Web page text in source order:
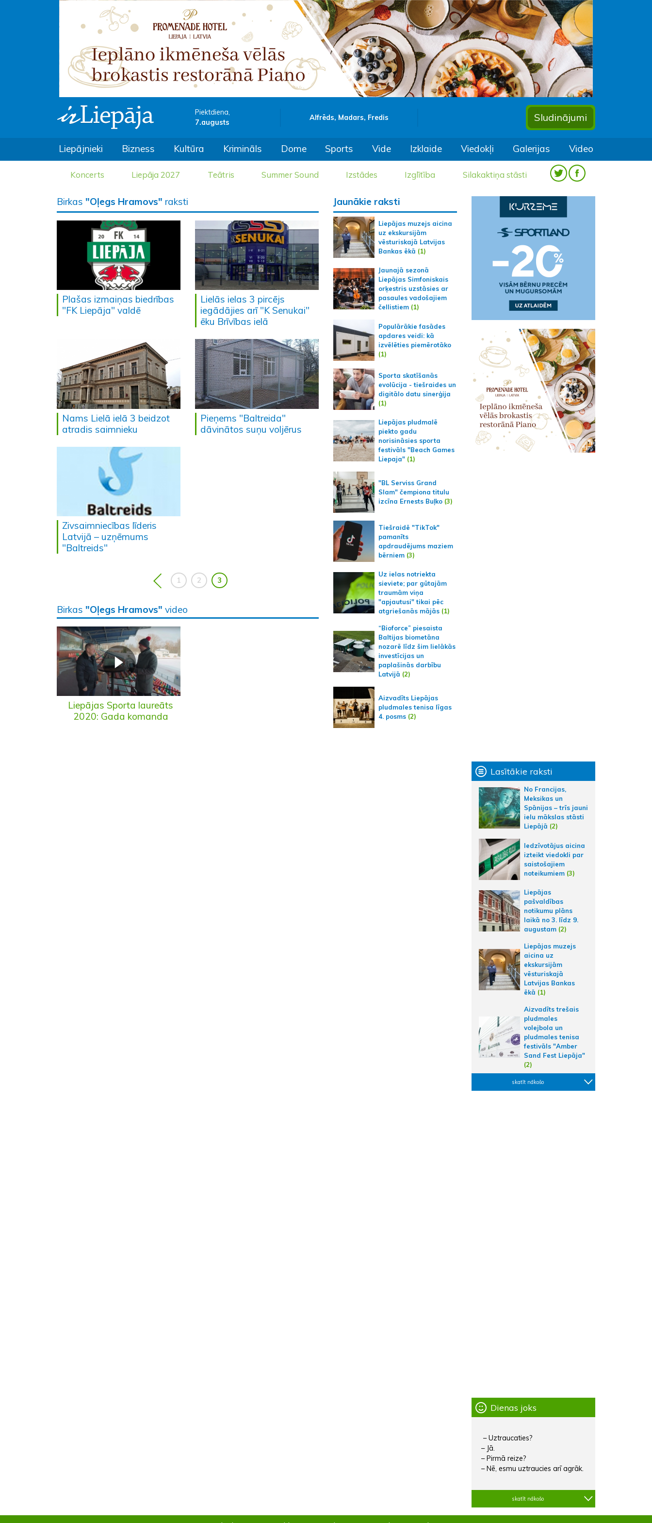
Piektdiena,
7.augusts
Alfrēds, Madars, Fredis Sludinājumi
Liepājnieki Bizness Kultūra Krimināls Dome Sports Vide Izklaide Viedokļi Galerijas Video
Koncerts Liepāja 2027 Teātris Summer Sound Izstādes Izglītība Silakaktiņa stāsti
Birkas "Oļegs Hramovs" raksti
Plašas izmaiņas biedrības
"FK Liepāja" valdē
Lielās ielas 3 pircējs
iegādājies arī "K Senukai"
ēku Brīvības ielā
Nams Lielā ielā 3 beidzot
atradis saimnieku
Pieņems "Baltreida"
dāvinātos suņu voljērus
Zivsaimniecības līderis
Latvijā – uzņēmums
"Baltreids"
1 2 3
Birkas "Oļegs Hramovs" video
Liepājas Sporta laureāts
2020: Gada komanda
Jaunākie raksti
Liepājas muzejs aicina
uz ekskursijām
vēsturiskajā Latvijas
Bankas ēkā (1)
Jaunajā sezonā
Liepājas Simfoniskais
orķestris uzstāsies ar
pasaules vadošajiem
čellistiem (1)
Populārākie fasādes
apdares veidi: kā
izvēlēties piemērotāko
(1)
Sporta skatīšanās
evolūcija - tiešraides un
digitālo datu sinerģija
(1)
Liepājas pludmalē
piekto gadu
norisināsies sporta
festivāls "Beach Games
Liepaja" (1)
"BL Serviss Grand
Slam" čempiona titulu
izcīna Ernests Buļko (3)
Tiešraidē "TikTok"
pamanīts
apdraudējums maziem
bērniem (3)
Uz ielas notriekta
sieviete; par gūtajām
traumām viņa
"apjautusi" tikai pēc
atgriešanās mājās (1)
“Bioforce” piesaista
Baltijas biometāna
nozarē līdz šim lielākās
investīcijas un
paplašinās darbību
Latvijā (2)
Aizvadīts Liepājas
pludmales tenisa līgas
4. posms (2)
Lasītākie raksti
No Francijas,
Meksikas un
Spānijas – trīs jauni
ielu mākslas stāsti
Liepājā (2)
Iedzīvotājus aicina
izteikt viedokli par
saistošajiem
noteikumiem (3)
Liepājas
pašvaldības
notikumu plāns
laikā no 3. līdz 9.
augustam (2)
Liepājas muzejs
aicina uz
ekskursijām
vēsturiskajā
Latvijas Bankas
ēkā (1)
Aizvadīts trešais
pludmales
volejbola un
pludmales tenisa
festivāls "Amber
Sand Fest Liepāja"
(2)
skatīt nākošo
Dienas joks
– Uztraucaties?
– Jā.
– Pirmā reize?
– Nē, esmu uztraucies arī agrāk.
skatīt nākošo